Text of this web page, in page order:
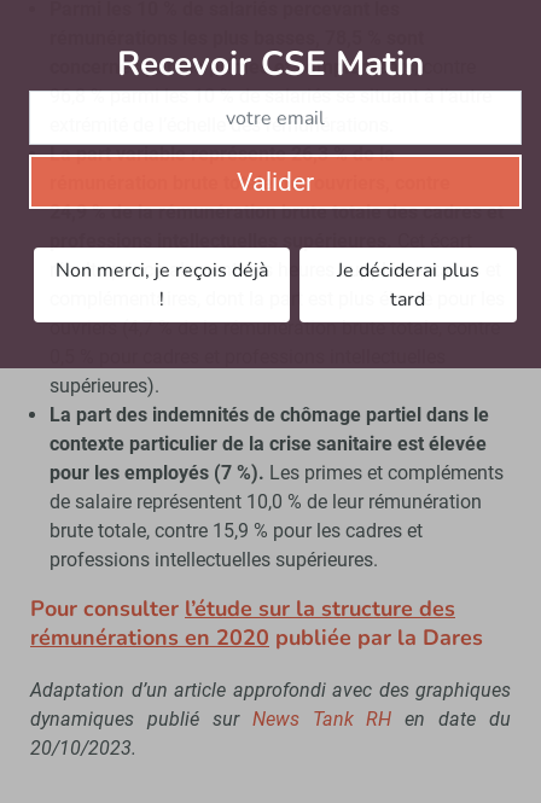
concernés par les primes et compléments, contre
96,8 % parmi les 10 % de salariés se situant à l’autre
extrémité de l’échelle des rémunérations.
La part variable représente 26,3 % de la
rémunération brute totale des ouvriers, contre
24,9 % de la rémunération brute totale des cadres et
résulte principalement des heures supplémentaires et
complémentaires, dont la part est plus élevée pour les
ouvriers (4,7 % de la rémunération brute totale, contre
supérieures).
La part des indemnités de chômage partiel dans le
contexte particulier de la crise sanitaire est élevée
pour les employés (7 %). Les primes et compléments
de salaire représentent 10,0 % de leur rémunération
brute totale, contre 15,9 % pour les cadres et
professions intellectuelles supérieures.
Pour consulter l’étude sur la structure des
rémunérations en 2020 publiée par la Dares
Adaptation d’un article approfondi avec des graphiques
dynamiques publié sur News Tank RH en date du
20/10/2023.
Recevoir CSE Matin
Valider
Non merci, je reçois déjà
!
Je déciderai plus
tard